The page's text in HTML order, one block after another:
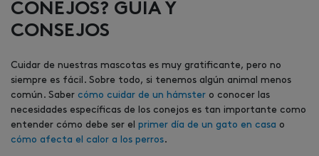
CONEJOS? GUÍA Y
CONSEJOS
Cuidar de nuestras mascotas es muy gratificante, pero no
siempre es fácil. Sobre todo, si tenemos algún animal menos
común. Saber cómo cuidar de un hámster o conocer las
necesidades específicas de los conejos es tan importante como
entender cómo debe ser el primer día de un gato en casa o
cómo afecta el calor a los perros.